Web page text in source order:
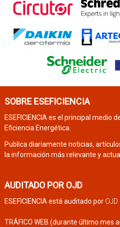
SOBRE ESEFICIENCIA
ESEFICIENCIA es el principal medio
Eficiencia Energética.
Publica diariamente noticias,
la información más relevante y
AUDITADO POR OJD
ESEFICIENCIA está auditado por
TRÁFICO WEB (durante último mes